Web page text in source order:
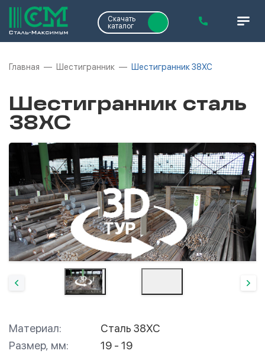
Скачать
каталог
Главная Шестигранник Шестигранник 38ХС
Шестигранник сталь
38ХС
Материал:
Сталь 38ХС
Размер, мм:
19 - 19